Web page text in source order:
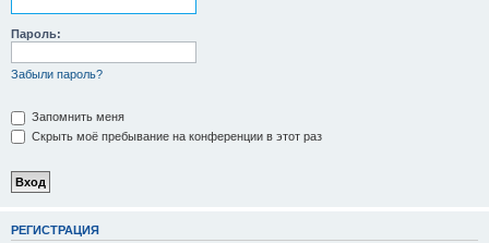
Пароль:
Забыли пароль?
Запомнить меня
Скрыть моё пребывание на конференции в этот раз
РЕГИСТРАЦИЯ